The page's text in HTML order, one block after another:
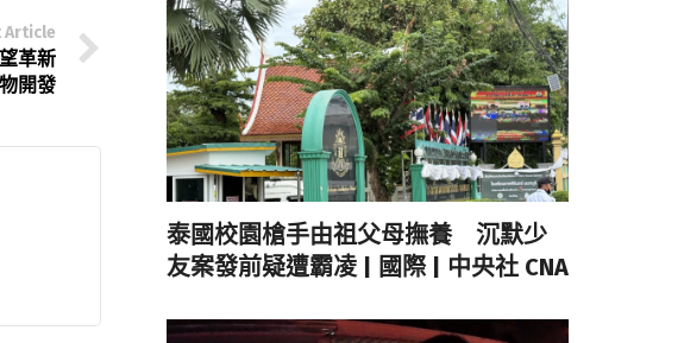
Article
革新
開發
泰國校園槍手由祖父母撫養 沉默少
友案發前疑遭霸凌 | 國際 | 中央社 CNA